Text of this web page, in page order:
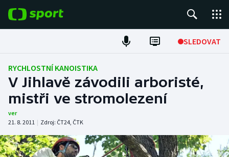
SLEDOVAT
Fotbal
Hokej
Atletika
RYCHLOSTNÍ KANOISTIKA
V Jihlavě závodili arboristé,
mistři ve stromolezení
ver
21. 8. 2011 | Zdroj: ČT24, ČTK